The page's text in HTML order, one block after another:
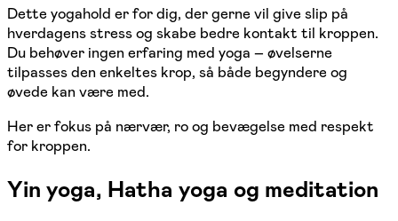
Dette yogahold er for dig, der gerne vil give slip på
hverdagens stress og skabe bedre kontakt til kroppen.
Du behøver ingen erfaring med yoga – øvelserne
tilpasses den enkeltes krop, så både begyndere og
øvede kan være med.
Her er fokus på nærvær, ro og bevægelse med respekt
for kroppen.
Yin yoga, Hatha yoga og meditation